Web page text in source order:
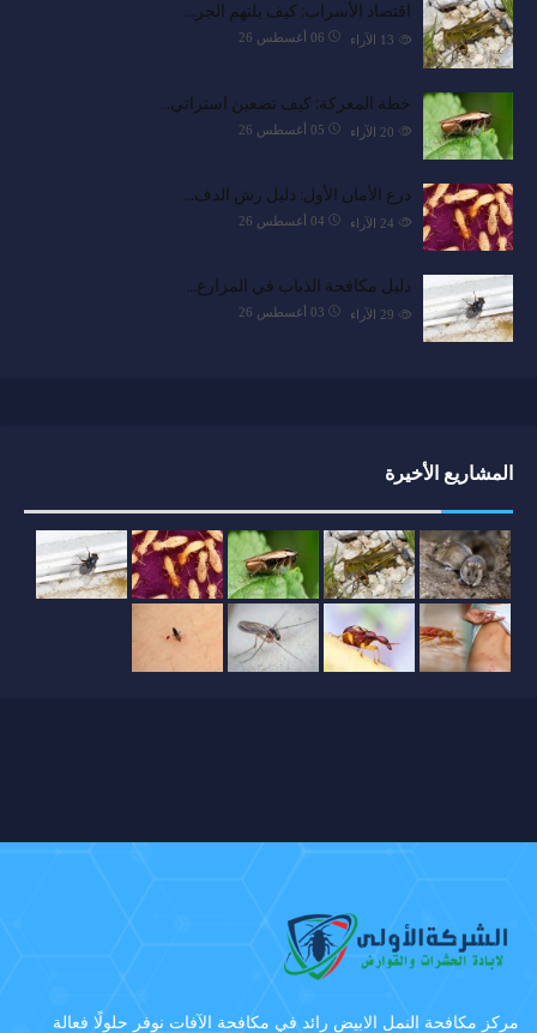
اقتصاد الأسراب: كيف يلتهم الجر…
06 أغسطس 26 الآراء
خطة المعركة: كيف تضعين استراتي…
05 أغسطس 26 الآراء
درع الأمان الأول: دليل رش الدف…
04 أغسطس 26 الآراء
دليل مكافحة الذباب في المزارع…
03 أغسطس 26 الآراء
المشاريع الأخيرة
مركز مكافحة النمل الابيض رائد في مكافحة الآفات نوفر حلولًا فعالة